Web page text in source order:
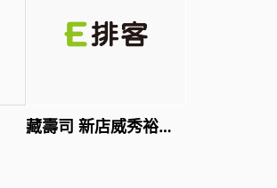
藏壽司 新店威秀裕隆店